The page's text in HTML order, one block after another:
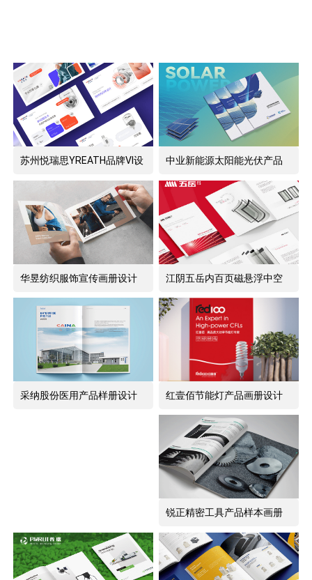
苏州悦瑞思YREATH品牌VI设
中业新能源太阳能光伏产品
华昱纺织服饰宣传画册设计
江阴五岳内百页磁悬浮中空
采纳股份医用产品样册设计 红壹佰节能灯产品画册设计
锐正精密工具产品样本画册